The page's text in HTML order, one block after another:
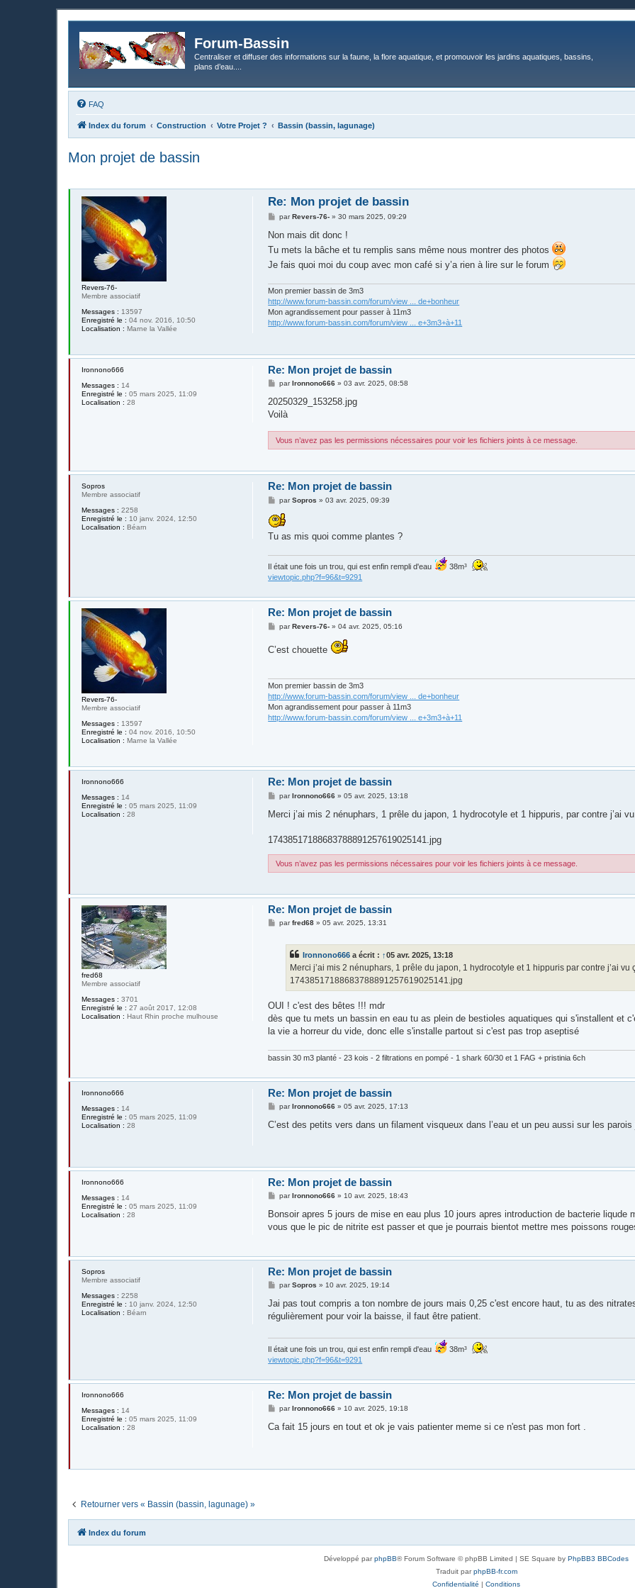
Forum-Bassin
Centraliser et diffuser des informations sur la faune, la flore aquatique, et promouvoir les jardins aquatiques, bassins,
plans d’eau....
FAQ
Index du forum Construction Votre Projet ? Bassin (bassin, lagunage)
Mon projet de bassin
Revers-76-
Membre associatif
Messages : 13597
Enregistré le : 04 nov. 2016, 10:50
Localisation : Marne la Vallée
Re: Mon projet de bassin
M
s
a
e
parRevers-76- »30 mars 2025, 09:29
Non mais dit donc !
Tu mets la bâche et tu remplis sans même nous montrer des photos
Je fais quoi moi du coup avec mon café si y’a rien à lire sur le forum
Mon premier bassin de 3m3
http://www.forum-bassin.com/forum/view ... de+bonheur
Mon agrandissement pour passer à 11m3
http://www.forum-bassin.com/forum/view ... e+3m3+à+11
Ironnono666
Messages : 14
Enregistré le : 05 mars 2025, 11:09
Localisation : 28
Re: Mon projet de bassin
M
s
a
e
parIronnono666 »03 avr. 2025, 08:58
20250329_153258.jpg
Voilà
Vous n’avez pas les permissions nécessaires pour voir les fichiers joints à ce message.
Sopros
Membre associatif
Messages : 2258
Enregistré le : 10 janv. 2024, 12:50
Localisation : Béarn
Re: Mon projet de bassin
M
s
s
a
g
parSopros »03 avr. 2025, 09:39
Tu as mis quoi comme plantes ?
Il était une fois un trou, qui est enfin rempli d'eau
38m³
viewtopic.php?f=96&t=9291
Revers-76-
Membre associatif
Messages : 13597
Enregistré le : 04 nov. 2016, 10:50
Localisation : Marne la Vallée
Re: Mon projet de bassin
M
s
parRevers-76- »04 avr. 2025, 05:16
C’est chouette
Mon premier bassin de 3m3
http://www.forum-bassin.com/forum/view ... de+bonheur
Mon agrandissement pour passer à 11m3
http://www.forum-bassin.com/forum/view ... e+3m3+à+11
Ironnono666
Messages : 14
Enregistré le : 05 mars 2025, 11:09
Localisation : 28
Re: Mon projet de bassin
M
s
g
parIronnono666 »05 avr. 2025, 13:18
Merci j’ai mis 2 nénuphars, 1 prêle du japon, 1 hydrocotyle et 1 hippuris, par contre j’ai
17438517188683788891257619025141.jpg
Vous n’avez pas les permissions nécessaires pour voir les fichiers joints à ce message.
fred68
Membre associatif
Messages : 3701
Enregistré le : 27 août 2017, 12:08
Localisation : Haut Rhin proche mulhouse
Re: Mon projet de bassin
Mparfred68 »05 avr. 2025, 13:31
Ironnono666 a écrit : ↑05 avr. 2025, 13:18
Merci j’ai mis 2 nénuphars, 1 prêle du japon, 1 hydrocotyle et 1 hippuris par contre j’ai
17438517188683788891257619025141.jpg
OUI ! c'est des bêtes !!! mdr
dès que tu mets un bassin en eau tu as plein de bestioles aquatiques qui s'installent et
la vie a horreur du vide, donc elle s'installe partout si c'est pas trop aseptisé
bassin 30 m3 planté - 23 kois - 2 filtrations en pompé - 1 shark 60/30 et 1 FAG + pristinia 6ch
Ironnono666
Messages : 14
Enregistré le : 05 mars 2025, 11:09
Localisation : 28
Re: Mon projet de bassin
M
s
parIronnono666 »05 avr. 2025, 17:13
C’est des petits vers dans un filament visqueux dans l’eau et un peu aussi sur les
Ironnono666
Messages : 14
Enregistré le : 05 mars 2025, 11:09
Localisation : 28
Re: Mon projet de bassin
M
s
a
parIronnono666 » 10 avr. 2025, 18:43
Bonsoir apres 5 jours de mise en eau plus 10 jours apres introduction de bacterie
vous que le pic de nitrite est passer et que je pourrais bientot mettre mes poissons
Sopros
Membre associatif
Messages : 2258
Enregistré le : 10 janv. 2024, 12:50
Localisation : Béarn
Re: Mon projet de bassin
M
s
a
parSopros » 10 avr. 2025, 19:14
Jai pas tout compris a ton nombre de jours mais 0,25 c'est encore haut, tu as des
régulièrement pour voir la baisse, il faut être patient.
Il était une fois un trou, qui est enfin rempli d'eau
38m³
viewtopic.php?f=96&t=9291
Ironnono666
Messages : 14
Enregistré le : 05 mars 2025, 11:09
Localisation : 28
Re: Mon projet de bassin
M
s
parIronnono666 »10 avr. 2025, 19:18
Ca fait 15 jours en tout et ok je vais patienter meme si ce n'est pas mon fort .
Retourner vers « Bassin (bassin, lagunage) »
Index du forum
Développé parphpBB® Forum Software © phpBB Limited | SE Square by PhpBB3 BBCodes
Traduit parphpBB-fr.com
Confidentialité | Conditions